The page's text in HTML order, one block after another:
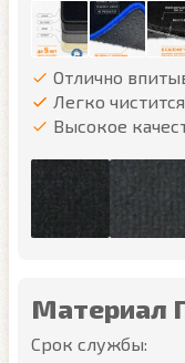
Отлично
Легко чистится
Высокое
Материал
Срок службы: